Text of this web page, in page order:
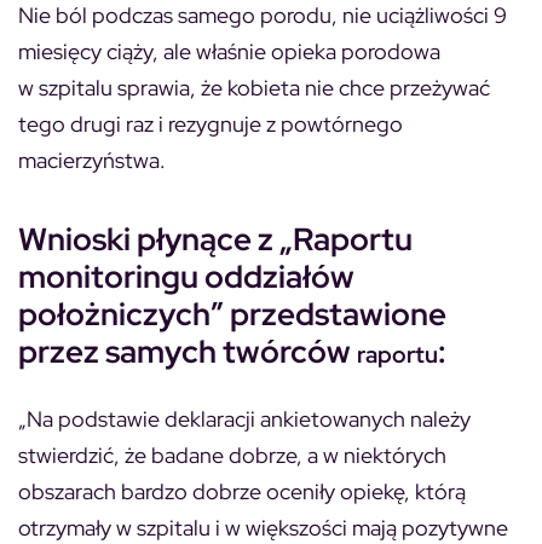
Nie ból podczas samego porodu, nie uciążliwości 9
miesięcy ciąży, ale właśnie opieka porodowa
w szpitalu sprawia, że kobieta nie chce przeżywać
tego drugi raz i rezygnuje z powtórnego
macierzyństwa.
Wnioski płynące z „Raportu
monitoringu oddziałów
położniczych” przedstawione
przez samych twórców raportu:
„Na podstawie deklaracji ankietowanych należy
stwierdzić, że badane dobrze, a w niektórych
obszarach bardzo dobrze oceniły opiekę, którą
otrzymały w szpitalu i w większości mają pozytywne